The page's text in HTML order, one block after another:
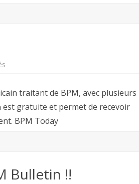
traitant de BPM, avec plusieurs
est gratuite et permet de recevoir
BPM Today
Bulletin !!